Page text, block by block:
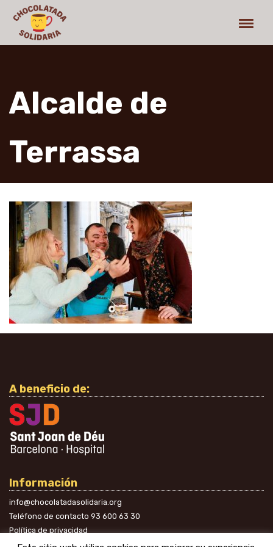
Alcalde de
Terrassa
A beneficio de:
Información
info@chocolatadasolidaria.org
Teléfono de contacto 93 600 63 30
Política de privacidad